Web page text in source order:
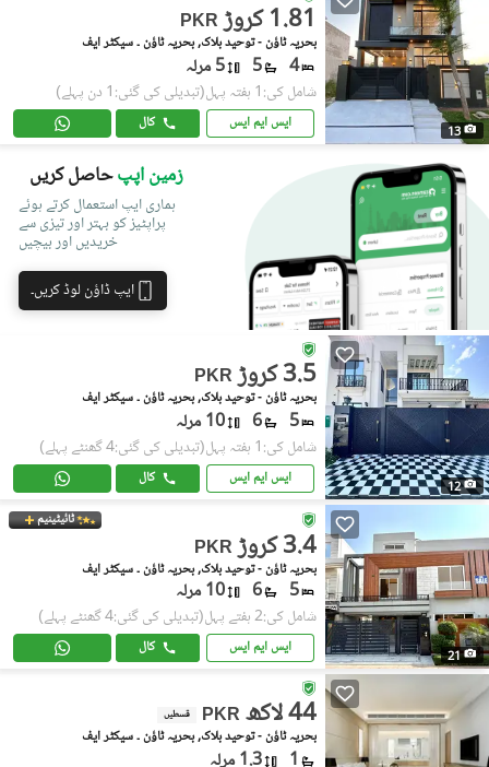
13
PKR 1.81 کروڑ
بحریہ ٹاؤن - توحید بلاک, بحریہ ٹاؤن ۔ سیکٹر ایف
4
5 5 مرلہ
شامل کی:1 ہفتہ پہل (تبدیلی کی گئی:1 دن پہلے)
ایس ایم ایس کال
زمین اپپحاصل کریں
ہماری ایپ استعمال کرتے ہوئے
پراپٹیز کو بہتر اور تیزی سے
خریدیں اور بیچیں
ایپ ڈاؤن لوڈ کریں۔
12
PKR 3.5 کروڑ
بحریہ ٹاؤن - توحید بلاک, بحریہ ٹاؤن ۔ سیکٹر ایف
5
6 10 مرلہ
شامل کی:1 ہفتہ پہل (تبدیلی کی گئی:4 گھنٹے پہلے)
ایس ایم ایس کال
21
ٹائیٹینیم
PKR 3.4 کروڑ
بحریہ ٹاؤن - توحید بلاک, بحریہ ٹاؤن ۔ سیکٹر ایف
5
6 10 مرلہ
شامل کی:2 ہفتے پہل (تبدیلی کی گئی:4 گھنٹے پہلے)
ایس ایم ایس کال
PKR 44 لاکھ قسطیں
بحریہ ٹاؤن - توحید بلاک, بحریہ ٹاؤن ۔ سیکٹر ایف
1 1.3 مرلہ